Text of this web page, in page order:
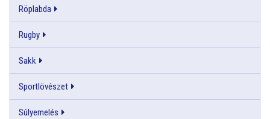
Röplabda
Rugby
Sakk
Sportlövészet
Súlyemelés